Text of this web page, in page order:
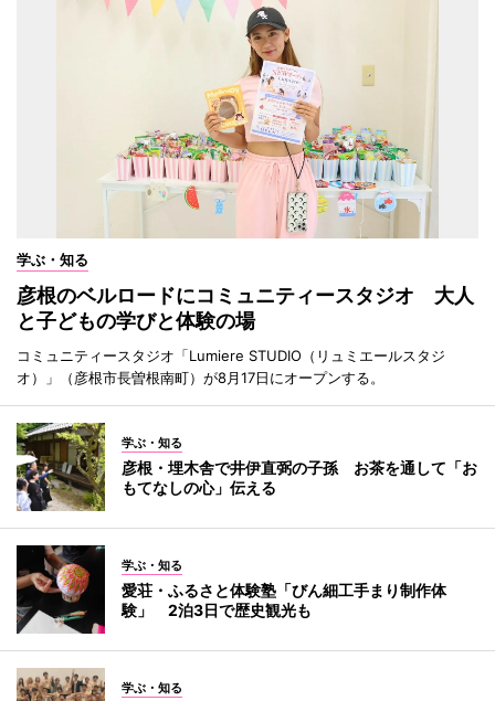
学ぶ・知る
彦根のベルロードにコミュニティースタジオ 大人
と子どもの学びと体験の場
コミュニティースタジオ「Lumiere STUDIO（リュミエールスタジ
オ）」（彦根市長曽根南町）が8月17日にオープンする。
学ぶ・知る
彦根・埋木舎で井伊直弼の子孫 お茶を通して「お
もてなしの心」伝える
学ぶ・知る
愛荘・ふるさと体験塾「びん細工手まり制作体
験」 2泊3日で歴史観光も
学ぶ・知る